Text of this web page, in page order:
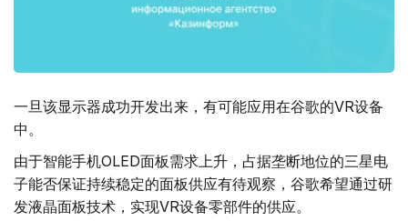
一旦该显示器成功开发出来，有可能应用在谷歌的VR设备
中。
由于智能手机OLED面板需求上升，占据垄断地位的三星电
子能否保证持续稳定的面板供应有待观察，谷歌希望通过研
发液晶面板技术，实现VR设备零部件的供应。